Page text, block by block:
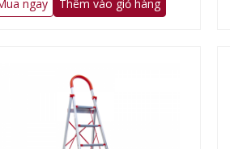
ngay Thêm vào giỏ hàng